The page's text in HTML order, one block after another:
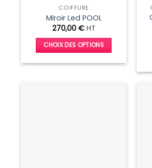
COIFFURE
Miroir Led POOL
270,00 €HT
CHOIX DES OPTIONS